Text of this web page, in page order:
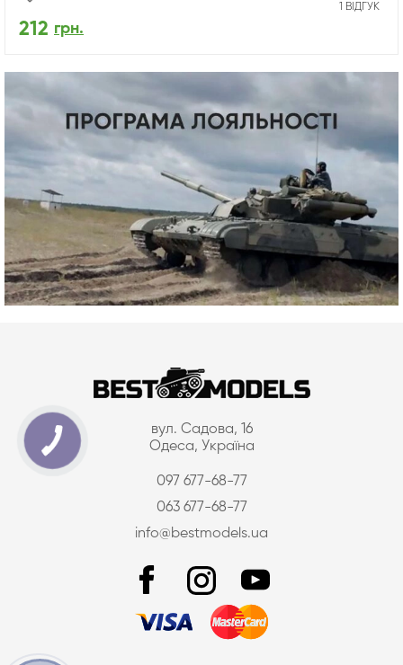
1 ВІДГУК
212 грн.
вул. Садова, 16
Одеса, Україна
097 677-68-77
063 677-68-77
info@bestmodels.ua